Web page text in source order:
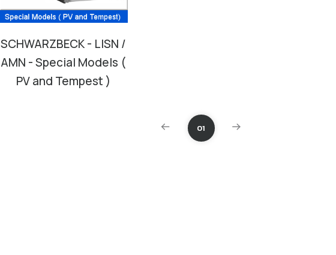
SCHWARZBECK - LISN /
AMN - Special Models (
PV and Tempest )
01